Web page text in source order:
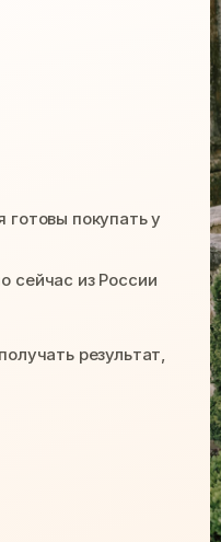
покупать у
сейчас из России
результат,